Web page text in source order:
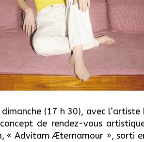
(17 h 30), avec l’artiste
de rendez-vous
« Advitam Æternamour », sorti